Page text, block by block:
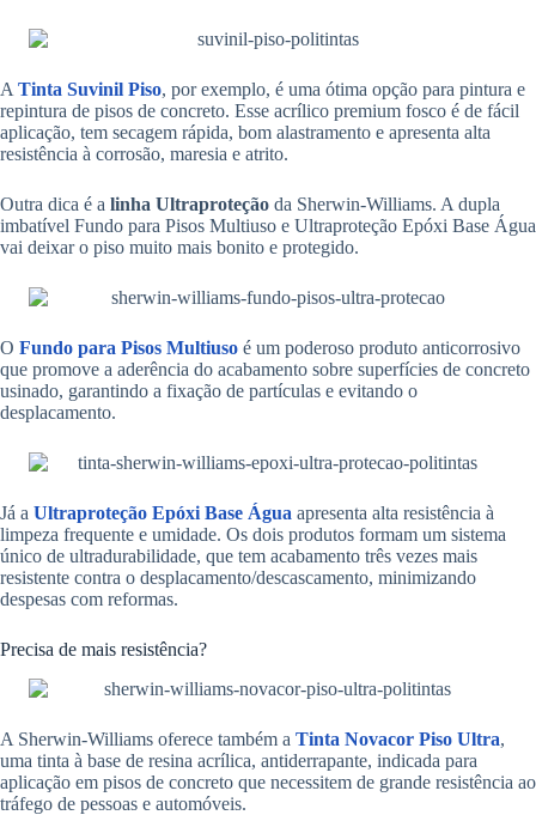
A Tinta Suvinil Piso, por exemplo, é uma ótima opção para pintura e
repintura de pisos de concreto. Esse acrílico premium fosco é de fácil
aplicação, tem secagem rápida, bom alastramento e apresenta alta
resistência à corrosão, maresia e atrito.
Outra dica é a linha Ultraproteção da Sherwin-Williams. A dupla
imbatível Fundo para Pisos Multiuso e Ultraproteção Epóxi Base Água
vai deixar o piso muito mais bonito e protegido.
O Fundo para Pisos Multiuso é um poderoso produto anticorrosivo
que promove a aderência do acabamento sobre superfícies de concreto
usinado, garantindo a fixação de partículas e evitando o
desplacamento.
Já a Ultraproteção Epóxi Base Água apresenta alta resistência à
limpeza frequente e umidade. Os dois produtos formam um sistema
único de ultradurabilidade, que tem acabamento três vezes mais
resistente contra o desplacamento/descascamento, minimizando
despesas com reformas.
Precisa de mais resistência?
A Sherwin-Williams oferece também a Tinta Novacor Piso Ultra,
uma tinta à base de resina acrílica, antiderrapante, indicada para
aplicação em pisos de concreto que necessitem de grande resistência ao
tráfego de pessoas e automóveis.